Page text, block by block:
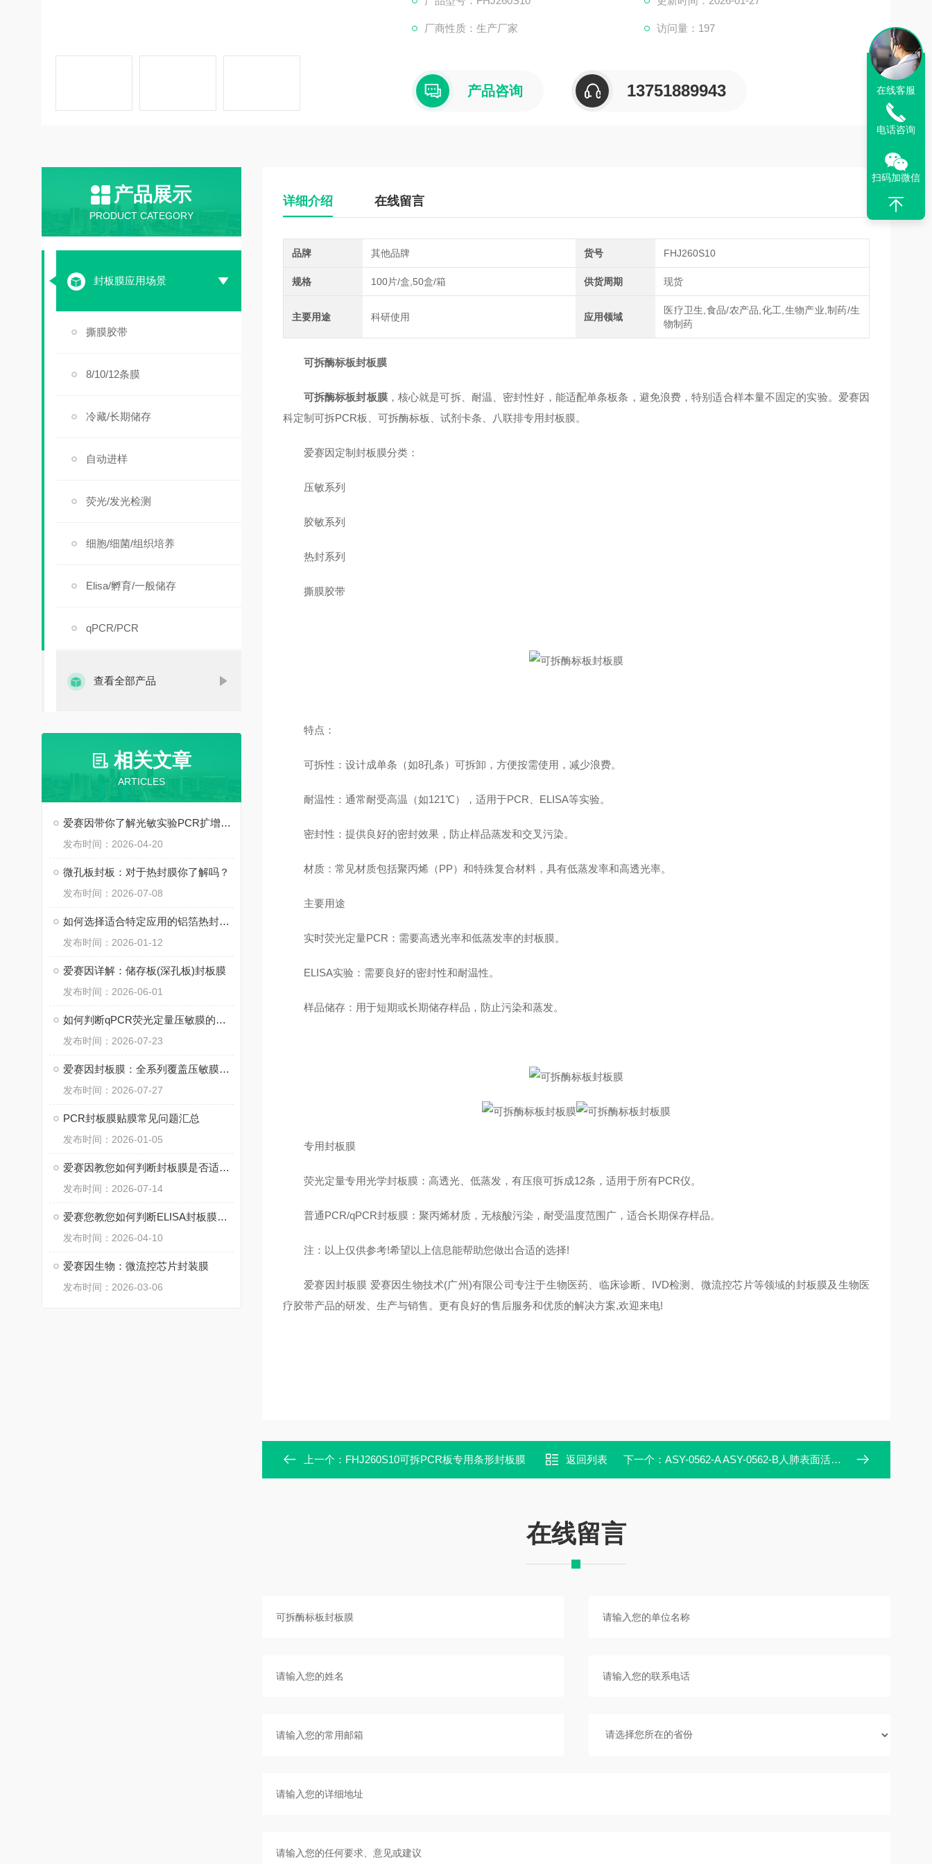
厂商性质：生产厂家 访问量：197
产品咨询 13751889943
产品展示
PRODUCT CATEGORY
封板膜应用场景
撕膜胶带
8/10/12条膜
冷藏/长期储存
自动进样
荧光/发光检测
细胞/细菌/组织培养
Elisa/孵育/一般储存
qPCR/PCR
查看全部产品
相关文章
ARTICLES
爱赛因带你了解光敏实验PCR扩增封板膜
发布时间：2026-04-20
微孔板封板：对于热封膜你了解吗？
发布时间：2026-07-08
如何选择适合特定应用的铝箔热封膜?
发布时间：2026-01-12
爱赛因详解：储存板(深孔板)封板膜
发布时间：2026-06-01
如何判断qPCR荧光定量压敏膜的初粘性能，不同品牌压敏膜初粘标准
发布时间：2026-07-23
爱赛因封板膜：全系列覆盖压敏膜、胶敏膜、热封膜
发布时间：2026-07-27
PCR封板膜贴膜常见问题汇总
发布时间：2026-01-05
爱赛因教您如何判断封板膜是否适合荧光定量PCR?
发布时间：2026-07-14
爱赛您教您如何判断ELISA封板膜的质量好坏
发布时间：2026-04-10
爱赛因生物：微流控芯片封装膜
发布时间：2026-03-06
详细介绍 在线留言
品牌 其他品牌 货号 FHJ260S10
规格 100片/盒,50盒/箱 供货周期 现货
主要用途 科研使用 应用领域
医疗卫生,食品/农产品,化工,生物产业,制药/生
物制药
可拆酶标板封板膜
可拆酶标板封板膜，核心就是‌可拆、耐温、密封性好‌，能适配单条板条，避免浪费，特别适合样本量不固定的实验。爱赛因
科定制可拆PCR板、可拆酶标板、试剂卡条、八联排专用封板膜。
爱赛因定制封板膜分类：
压敏系列
胶敏系列
热封系列
撕膜胶带
特点：
可拆性‌：设计成单条（如8孔条）可拆卸，方便按需使用，减少浪费。
耐温性‌：通常耐受高温（如121℃），适用于PCR、ELISA等实验。
密封性‌：提供良好的密封效果，防止样品蒸发和交叉污染。
材质‌：常见材质包括聚丙烯（PP）和特殊复合材料，具有低蒸发率和高透光率。
主要用途
实时荧光定量PCR‌：需要高透光率和低蒸发率的封板膜。
ELISA实验‌：需要良好的密封性和耐温性。
样品储存‌：用于短期或长期储存样品，防止污染和蒸发。
专用封板膜
荧光定量专用光学封板膜‌：高透光、低蒸发，有压痕可拆成12条，适用于所有PCR仪。
普通PCR/qPCR封板膜‌：聚丙烯材质，无核酸污染，耐受温度范围广，适合长期保存样品。
注：以上仅供参考!希望以上信息能帮助您做出合适的选择!
爱赛因封板膜 爱赛因生物技术(广州)有限公司专注于生物医药、临床诊断、IVD检测、微流控芯片等领域的封板膜及生物医
疗胶带产品的研发、生产与销售。更有良好的售后服务和优质的解决方案,欢迎来电!
上一个： FHJ260S10可拆PCR板‌专用条形封板膜 返回列表 下一个： ASY-0562-A ASY-0562-B人肺表面活性物质相关蛋白B(SP-B)试剂盒
在线留言
在线客服
电话咨询
扫码加微信